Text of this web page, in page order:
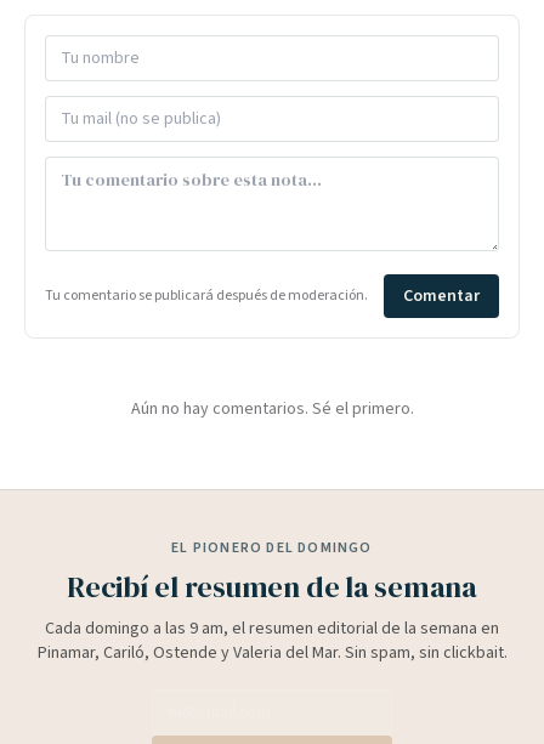
Tu comentario se publicará después de moderación. Comentar
Aún no hay comentarios. Sé el primero.
EL PIONERO DEL DOMINGO
Recibí el resumen de la semana
Cada domingo a las 9 am, el resumen editorial de la semana en
Pinamar, Cariló, Ostende y Valeria del Mar. Sin spam, sin clickbait.